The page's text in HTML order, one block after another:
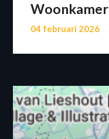
Woonkamer
04 februari 2026